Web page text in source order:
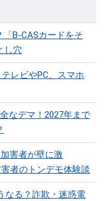
B-CASカードをそ
し穴
レビやPC、スマホ
なデマ！2027年まで
害者が壁に激
者のトンデモ体験談
なる？詐欺・迷惑電